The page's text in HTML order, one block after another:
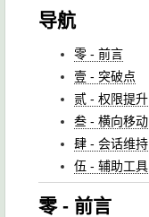
导航
零 - 前言
壹 - 突破点
贰 - 权限提升
叁 - 横向移动
肆 - 会话维持
伍 - 辅助工具
零 - 前言